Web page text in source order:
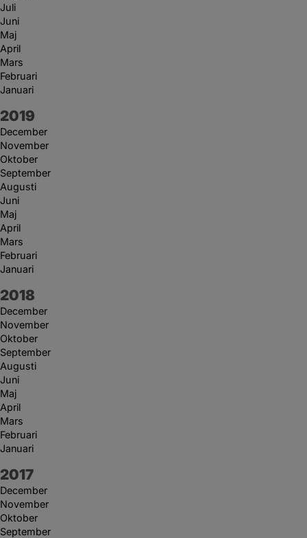
Juli
Juni
Maj
April
Mars
Februari
Januari
År:
2019
December
November
Oktober
September
Augusti
Juni
Maj
April
Mars
Februari
Januari
År:
2018
December
November
Oktober
September
Augusti
Juni
Maj
April
Mars
Februari
Januari
År:
2017
December
November
Oktober
September